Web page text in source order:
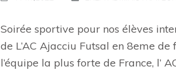
Soirée sportive pour nos élèves
de L’AC Ajacciu Futsal en 8eme
l’équipe la plus forte de France, l’